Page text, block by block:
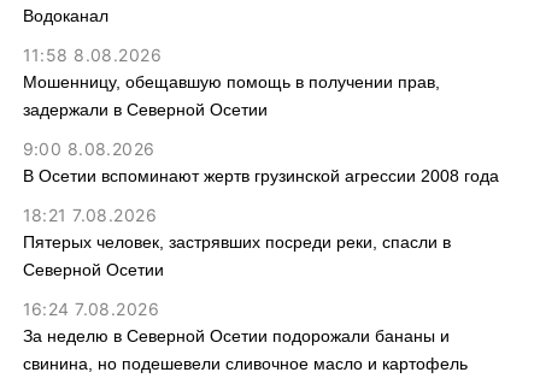
Водоканал
11:58 8.08.2026
Мошенницу, обещавшую помощь в получении прав,
задержали в Северной Осетии
9:00 8.08.2026
В Осетии вспоминают жертв грузинской агрессии 2008 года
18:21 7.08.2026
Пятерых человек, застрявших посреди реки, спасли в
Северной Осетии
16:24 7.08.2026
За неделю в Северной Осетии подорожали бананы и
свинина, но подешевели сливочное масло и картофель